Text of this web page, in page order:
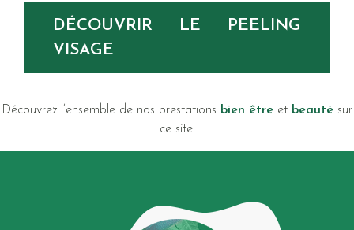
DÉCOUVRIR LE PEELING
VISAGE
Découvrez l’ensemble de nos prestations bien être et beauté sur
ce site.